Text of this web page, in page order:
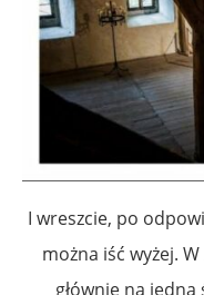
I wreszcie, po
można iść wyżej.
głównie na